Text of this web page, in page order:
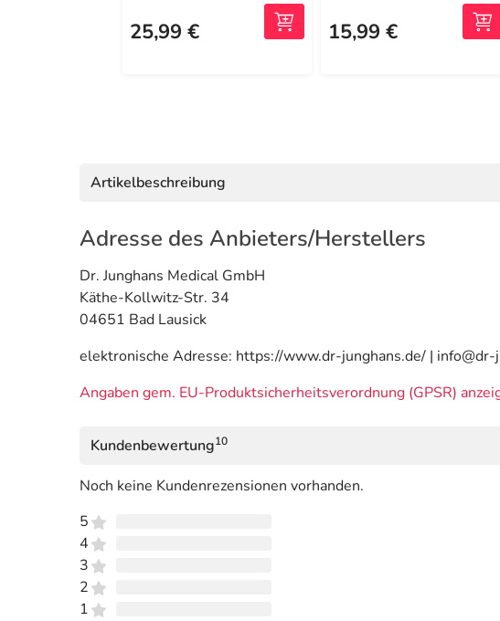
25,99 € 15,99 €
Artikelbeschreibung
Adresse des Anbieters/Herstellers
Dr. Junghans Medical GmbH
Käthe-Kollwitz-Str. 34
04651 Bad Lausick
elektronische Adresse: https://www.dr-junghans.de/ | info@dr-
Angaben gem. EU-Produktsicherheitsverordnung (GPSR)
Kundenbewertung10
Noch keine Kundenrezensionen vorhanden.
5
4
3
2
1